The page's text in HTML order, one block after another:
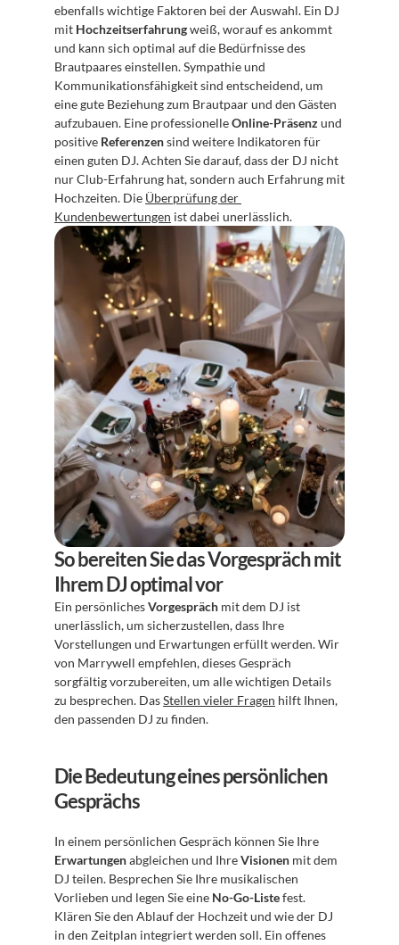
ebenfalls wichtige Faktoren bei der Auswahl. Ein DJ
mit Hochzeitserfahrung weiß, worauf es ankommt
und kann sich optimal auf die Bedürfnisse des
Brautpaares einstellen. Sympathie und
Kommunikationsfähigkeit sind entscheidend, um
eine gute Beziehung zum Brautpaar und den Gästen
aufzubauen. Eine professionelle Online-Präsenz und
positive Referenzen sind weitere Indikatoren für
einen guten DJ. Achten Sie darauf, dass der DJ nicht
nur Club-Erfahrung hat, sondern auch Erfahrung mit
Hochzeiten. Die Überprüfung der
Kundenbewertungen ist dabei unerlässlich.
So bereiten Sie das Vorgespräch mit
Ihrem DJ optimal vor
Ein persönliches Vorgespräch mit dem DJ ist
unerlässlich, um sicherzustellen, dass Ihre
Vorstellungen und Erwartungen erfüllt werden. Wir
von Marrywell empfehlen, dieses Gespräch
sorgfältig vorzubereiten, um alle wichtigen Details
zu besprechen. Das Stellen vieler Fragen hilft Ihnen,
den passenden DJ zu finden.
Die Bedeutung eines persönlichen
Gesprächs
Erwartungen abgleichen und Ihre Visionen mit dem
DJ teilen. Besprechen Sie Ihre musikalischen
Vorlieben und legen Sie eine No-Go-Liste fest.
Klären Sie den Ablauf der Hochzeit und wie der DJ
in den Zeitplan integriert werden soll. Ein offenes